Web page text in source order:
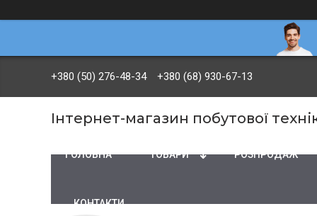
+380 (50) 276-48-34 +380 (68) 930-67-13
Інтернет-магазин побутової
ГОЛОВНА ТОВАРИ PОЗПРОДАЖ
КОНТАКТИ